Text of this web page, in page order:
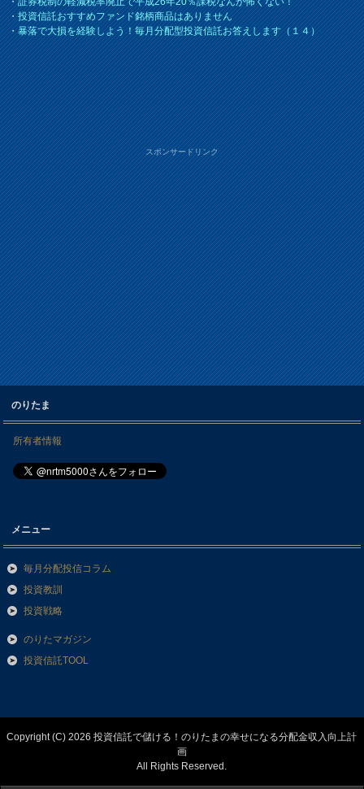
・投資信託おすすめファンド銘柄商品はありません
・暴落で大損を経験しよう！毎月分配型投資信託お答えします（１４）
スポンサードリンク
のりたま
所有者情報
メニュー
毎月分配投信コラム
投資教訓
投資戦略
のりたマガジン
投資信託TOOL
Copyright (C) 2026 投資信託で儲ける！のりたまの幸せになる分配金収入向上計
画
All Rights Reserved.